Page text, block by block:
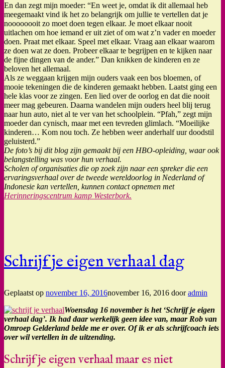
En dan zegt mijn moeder: “En weet je, omdat ik dit allemaal heb
meegemaakt vind ik het zo belangrijk om jullie te vertellen dat je
noooooooit zo moet doen tegen elkaar. Je moet elkaar nooit
uitlachen om hoe iemand er uit ziet of om wat z’n vader en moeder
doen. Praat met elkaar. Speel met elkaar. Vraag aan elkaar waarom
ze doen wat ze doen. Probeer elkaar te begrijpen en te kijken naar
de fijne dingen van de ander.” Dan knikken de kinderen en ze
beloven het allemaal.
Als ze weggaan krijgen mijn ouders vaak een bos bloemen, of
mooie tekeningen die de kinderen gemaakt hebben. Laatst ging een
hele klas voor ze zingen. Een lied over de oorlog en dat die nooit
meer mag gebeuren. Daarna wandelen mijn ouders heel blij terug
naar hun auto, niet al te ver van het schoolplein. “Pfah,” zegt mijn
moeder dan cynisch, maar met een tevreden glimlach. “Moeilijke
kinderen… Kom nou toch. Ze hebben weer anderhalf uur doodstil
geluisterd.”
De foto’s bij dit blog zijn gemaakt bij een HBO-opleiding, waar ook
belangstelling was voor hun verhaal.
Scholen of organisaties die op zoek zijn naar een spreker die een
ervaringsverhaal over de tweede wereldoorlog in Nederland of
Indonesie kan vertellen, kunnen contact opnemen met
Herinneringscentrum kamp Westerbork.
Schrijf je eigen verhaal dag
Geplaatst op november 16, 2016november 16, 2016 dooradmin
Woensdag 16 november is het ‘Schrijf je eigen
verhaal dag’. Ik had daar werkelijk geen idee van, maar Rob van
Omroep Gelderland belde me er over. Of ik er als schrijfcoach iets
over wil vertellen in de uitzending.
Schrijf je eigen verhaal maar es niet